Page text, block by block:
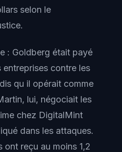
selon le
: Goldberg était payé
entreprises contre les
qu il opérait comme
lui, négociait les
chez DigitalMint
dans les attaques.
ont reçu au moins 1,2